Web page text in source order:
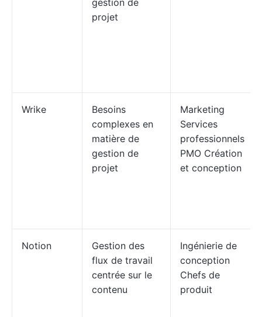
gestion de
projet
Wrike
Besoins
complexes en
matière de
gestion de
projet
Marketing
Services
professionnels
PMO Création
et conception
Notion
Gestion des
flux de travail
centrée sur le
contenu
Ingénierie de
conception
Chefs de
produit